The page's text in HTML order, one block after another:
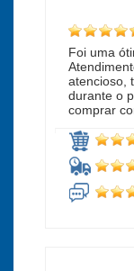
Foi uma
atencioso,
durante o
comprar